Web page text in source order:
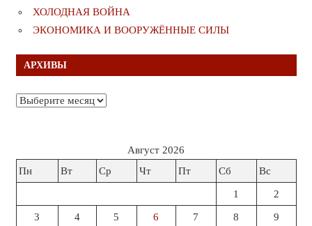
ХОЛОДНАЯ ВОЙНА
ЭКОНОМИКА И ВООРУЖЁННЫЕ СИЛЫ
АРХИВЫ
Архивы
Август 2026
Пн
Вт Ср Чт Пт Сб Вс
1 2
3 4 5 6 7 8 9